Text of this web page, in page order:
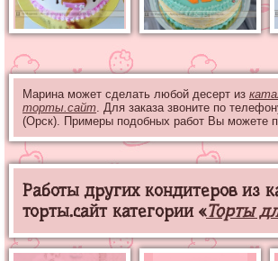
Марина может сделать любой десерт из
торты.сайт. Для заказа звоните по
(Орск). Примеры подобных работ Вы можете
Работы других кондитеров из
торты.сайт категории «Торты